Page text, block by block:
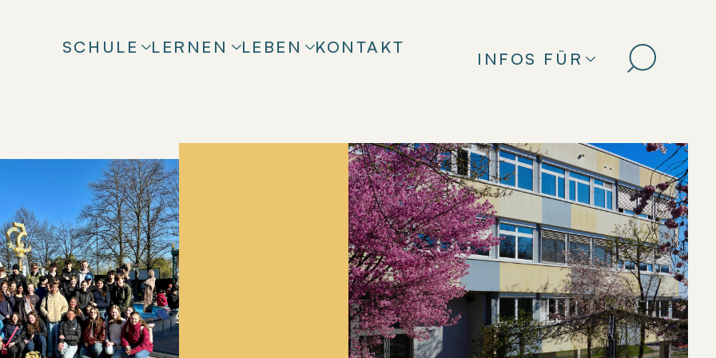
SCHULE LERNEN LEBEN KONTAKT
INFOS FÜR